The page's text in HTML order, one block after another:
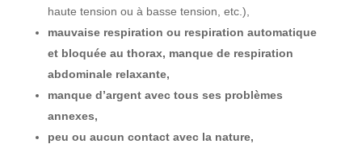
haute tension ou à basse tension, etc.),
mauvaise respiration ou respiration automatique
et bloquée au thorax, manque de respiration
abdominale relaxante,
manque d’argent avec tous ses problèmes
annexes,
peu ou aucun contact avec la nature,